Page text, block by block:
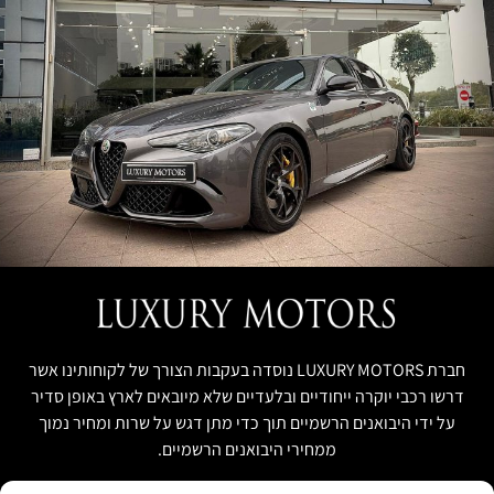
חברת LUXURY MOTORS נוסדה בעקבות הצורך של לקוחותינו אשר
דרשו רכבי יוקרה ייחודיים ובלעדיים שלא מיובאים לארץ באופן סדיר
על ידי היבואנים הרשמיים תוך כדי מתן דגש על שרות ומחיר נמוך
ממחירי היבואנים הרשמיים.